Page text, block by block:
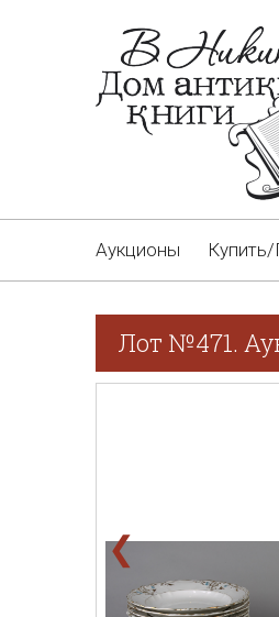
Аукционы
Лот №471.
❮